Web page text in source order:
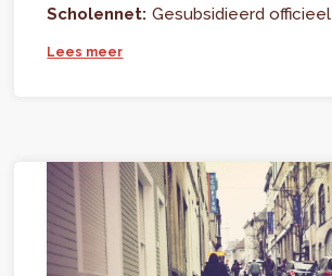
Scholennet: Gesubsidieerd officieel
Lees meer